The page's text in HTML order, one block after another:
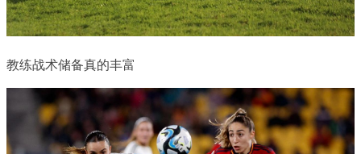
教练战术储备真的丰富